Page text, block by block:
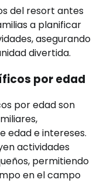
del resort antes
a planificar
asegurando
divertida.
por edad
por edad son
edad e intereses.
actividades
permitiendo
en el campo